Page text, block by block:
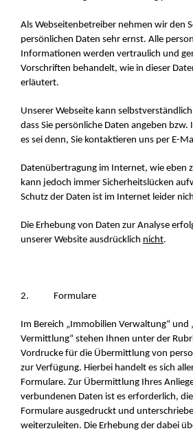
Als Webseitenbetreiber nehmen wir den
persönlichen Daten sehr ernst. Alle
Informationen werden vertraulich und
Vorschriften behandelt, wie in dieser
erläutert.
Unserer Webseite kann
dass Sie persönliche Daten angeben
es sei denn, Sie kontaktieren uns per E-
Datenübertragung im Internet, wie eben
kann jedoch immer Sicherheitslücken
Schutz der Daten ist im Internet leider
Die Erhebung von Daten zur Analyse
unserer Website ausdrücklich nicht.
2. Formulare
Im Bereich „Immobilien Verwaltung“ und
Vermittlung“ stehen Ihnen unter der
Vordrucke für die Übermittlung von
zur Verfügung. Hierbei handelt es sich
Formulare. Zur Übermittlung Ihres
verbundenen Daten ist es erforderlich,
Formulare ausgedruckt und
weiterzuleiten. Die Erhebung der dabei